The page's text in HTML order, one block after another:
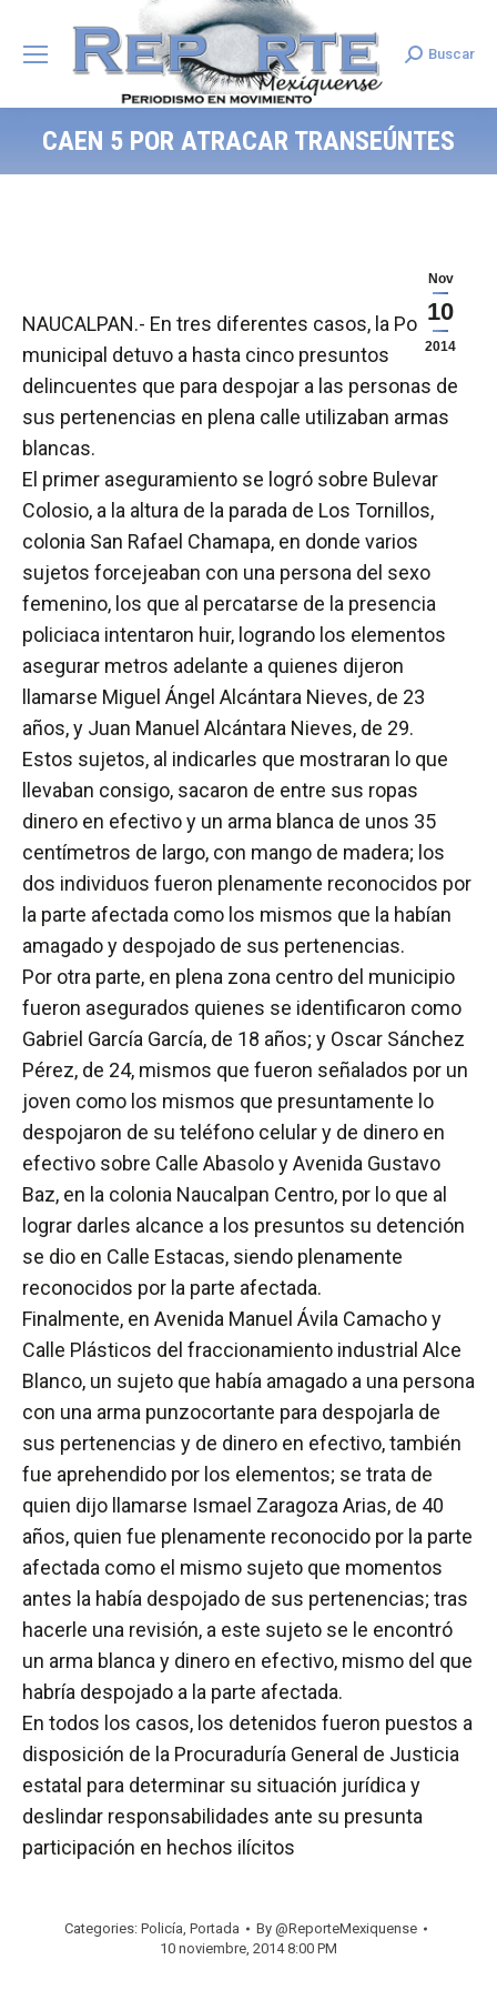
Search:
Buscar
CAEN 5 POR ATRACAR TRANSEÚNTES
Nov
10
2014
NAUCALPAN.- En tres diferentes casos, la Policía
municipal detuvo a hasta cinco presuntos
delincuentes que para despojar a las personas de
sus pertenencias en plena calle utilizaban armas
blancas.
El primer aseguramiento se logró sobre Bulevar
Colosio, a la altura de la parada de Los Tornillos,
colonia San Rafael Chamapa, en donde varios
sujetos forcejeaban con una persona del sexo
femenino, los que al percatarse de la presencia
policiaca intentaron huir, logrando los elementos
asegurar metros adelante a quienes dijeron
llamarse Miguel Ángel Alcántara Nieves, de 23
años, y Juan Manuel Alcántara Nieves, de 29.
Estos sujetos, al indicarles que mostraran lo que
llevaban consigo, sacaron de entre sus ropas
dinero en efectivo y un arma blanca de unos 35
centímetros de largo, con mango de madera; los
dos individuos fueron plenamente reconocidos por
la parte afectada como los mismos que la habían
amagado y despojado de sus pertenencias.
Por otra parte, en plena zona centro del municipio
fueron asegurados quienes se identificaron como
Gabriel García García, de 18 años; y Oscar Sánchez
Pérez, de 24, mismos que fueron señalados por un
joven como los mismos que presuntamente lo
despojaron de su teléfono celular y de dinero en
efectivo sobre Calle Abasolo y Avenida Gustavo
Baz, en la colonia Naucalpan Centro, por lo que al
lograr darles alcance a los presuntos su detención
se dio en Calle Estacas, siendo plenamente
reconocidos por la parte afectada.
Finalmente, en Avenida Manuel Ávila Camacho y
Calle Plásticos del fraccionamiento industrial Alce
Blanco, un sujeto que había amagado a una persona
con una arma punzocortante para despojarla de
sus pertenencias y de dinero en efectivo, también
fue aprehendido por los elementos; se trata de
quien dijo llamarse Ismael Zaragoza Arias, de 40
años, quien fue plenamente reconocido por la parte
afectada como el mismo sujeto que momentos
antes la había despojado de sus pertenencias; tras
hacerle una revisión, a este sujeto se le encontró
un arma blanca y dinero en efectivo, mismo del que
habría despojado a la parte afectada.
En todos los casos, los detenidos fueron puestos a
disposición de la Procuraduría General de Justicia
estatal para determinar su situación jurídica y
deslindar responsabilidades ante su presunta
participación en hechos ilícitos
Categories: Policía, Portada By @ReporteMexiquense
10 noviembre, 2014 8:00 PM